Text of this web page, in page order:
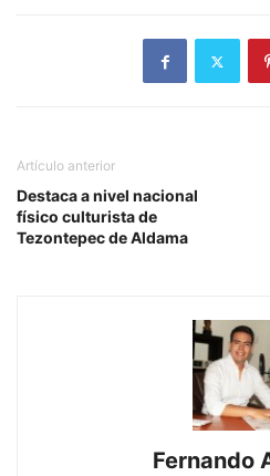
Artículo anterior
Destaca a nivel nacional
físico culturista de
Tezontepec de Aldama
Fernando